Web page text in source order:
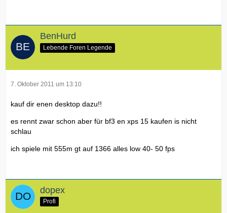
BenHurd
Lebende Foren Legende
7. Oktober 2011 um 13:10
kauf dir enen desktop dazu!!
es rennt zwar schon aber für bf3 en xps 15 kaufen is nicht
schlau
ich spiele mit 555m gt auf 1366 alles low 40- 50 fps
dopex
Profi